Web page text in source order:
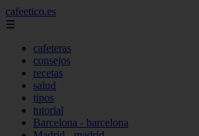
cafeetico.es
☰
cafeteras
consejos
recetas
salud
tipos
tutorial
Barcelona - barcelona